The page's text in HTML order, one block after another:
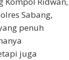
Sabang,
penuh
juga